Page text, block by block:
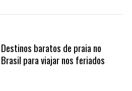
Destinos baratos de praia no
Brasil para viajar nos feriados